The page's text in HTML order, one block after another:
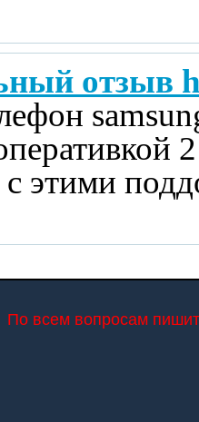
отзыв
с этими
По всем вопросам